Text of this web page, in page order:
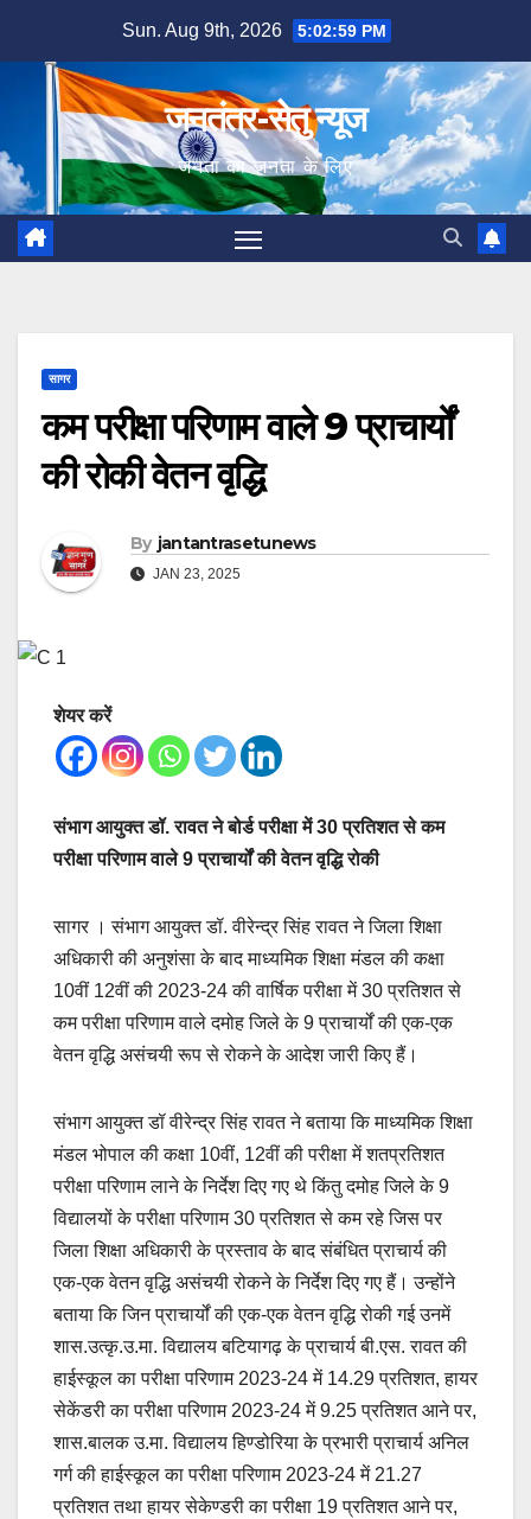
content
Sun. Aug 9th, 2026 5:03:00 PM
जनतंत्र-सेतु न्यूज
जनता का जनता के लिए
सागर
कम परीक्षा परिणाम वाले 9 प्राचार्यों
की रोकी वेतन वृद्धि
By jantantrasetunews
JAN 23, 2025
शेयर करें
संभाग आयुक्त डॉ. रावत ने बोर्ड परीक्षा में 30 प्रतिशत से कम
परीक्षा परिणाम वाले 9 प्राचार्यों की वेतन वृद्धि रोकी
सागर । संभाग आयुक्त डॉ. वीरेन्द्र सिंह रावत ने जिला शिक्षा
अधिकारी की अनुशंसा के बाद माध्यमिक शिक्षा मंडल की कक्षा
10वीं 12वीं की 2023-24 की वार्षिक परीक्षा में 30 प्रतिशत से
कम परीक्षा परिणाम वाले दमोह जिले के 9 प्राचार्यों की एक-एक
वेतन वृद्धि असंचयी रूप से रोकने के आदेश जारी किए हैं।
संभाग आयुक्त डॉ वीरेन्द्र सिंह रावत ने बताया कि माध्यमिक शिक्षा
मंडल भोपाल की कक्षा 10वीं, 12वीं की परीक्षा में शतप्रतिशत
परीक्षा परिणाम लाने के निर्देश दिए गए थे किंतु दमोह जिले के 9
विद्यालयों के परीक्षा परिणाम 30 प्रतिशत से कम रहे जिस पर
जिला शिक्षा अधिकारी के प्रस्ताव के बाद संबंधित प्राचार्य की
एक-एक वेतन वृद्धि असंचयी रोकने के निर्देश दिए गए हैं। उन्होंने
बताया कि जिन प्राचार्यों की एक-एक वेतन वृद्धि रोकी गई उनमें
शास.उत्कृ.उ.मा. विद्यालय बटियागढ़ के प्राचार्य बी.एस. रावत की
हाईस्कूल का परीक्षा परिणाम 2023-24 में 14.29 प्रतिशत, हायर
सेकेंडरी का परीक्षा परिणाम 2023-24 में 9.25 प्रतिशत आने पर,
शास.बालक उ.मा. विद्यालय हिण्डोरिया के प्रभारी प्राचार्य अनिल
गर्ग की हाईस्कूल का परीक्षा परिणाम 2023-24 में 21.27
प्रतिशत तथा हायर सेकेण्डरी का परीक्षा 19 प्रतिशत आने पर,